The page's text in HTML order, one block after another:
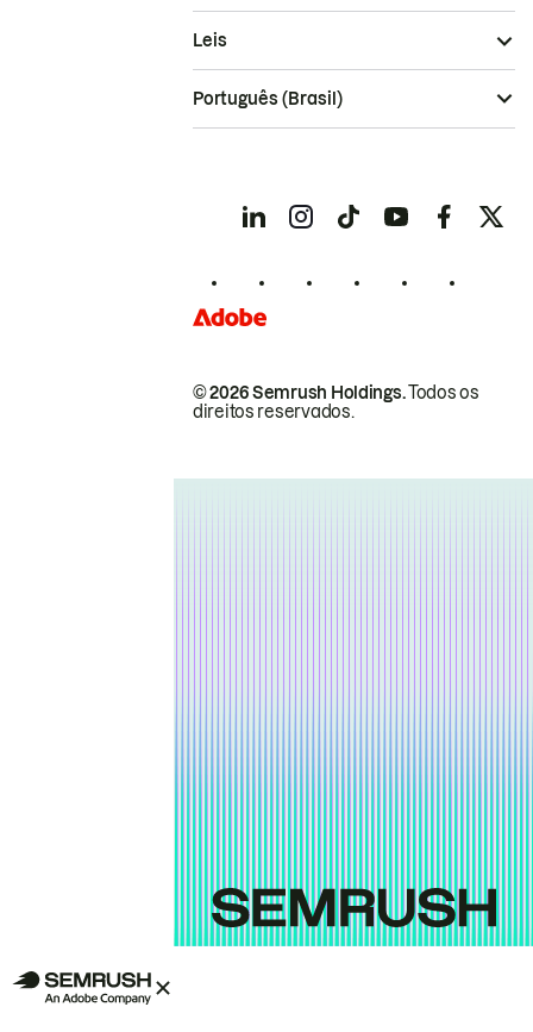
© 2026 Semrush Holdings.Todos os
direitos reservados.
Leis
Português (Brasil)